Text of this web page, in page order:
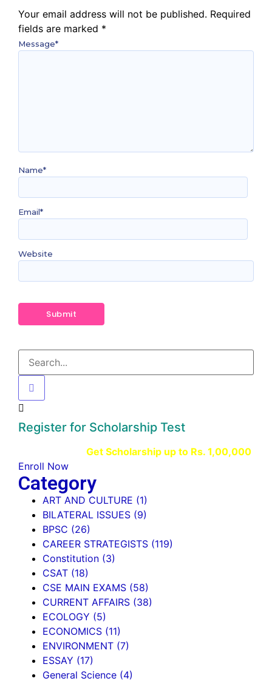
Your email address will not be published. Required
fields are marked *
Message*
Name*
Email*
Website
Register for Scholarship Test
Get Scholarship up to Rs. 1,00,000
Enroll Now
Category
ART AND CULTURE (1)
BILATERAL ISSUES (9)
BPSC (26)
CAREER STRATEGISTS (119)
Constitution (3)
CSAT (18)
CSE MAIN EXAMS (58)
CURRENT AFFAIRS (38)
ECOLOGY (5)
ECONOMICS (11)
ENVIRONMENT (7)
ESSAY (17)
General Science (4)